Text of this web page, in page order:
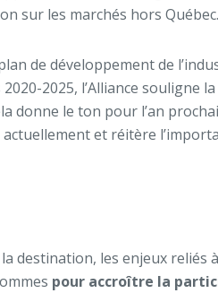
sur les marchés hors Québec.
de développement de
2025, l’Alliance souligne
le ton pour l’an
et réitère
destination, les enjeux reliés
pour accroître la